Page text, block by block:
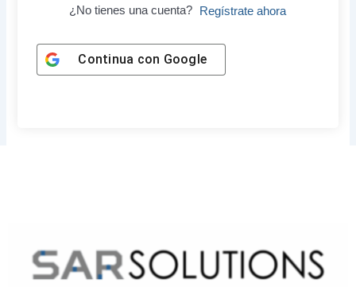
¿No tienes una cuenta? Regístrate ahora
Continua con Google